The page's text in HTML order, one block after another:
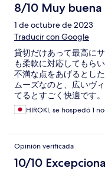
8/10 Muy buena
1 de octubre de 2023
Traducir con Google
貸切だけあって最高に
も柔軟に対応してもら
不満な点をあげるとし
ムーズなのと、広いヴ
てるとすごく快適です
もてなししてくれるこ
HIROKI, se hospedó 1
Opinión verificada
10/10